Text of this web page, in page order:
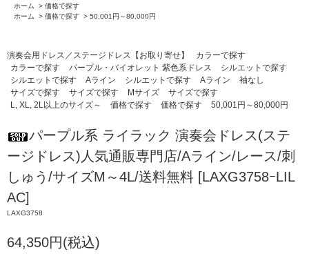
ホーム
> 価格で探す
ホーム
> 価格で探す > 50,001円～80,000円
演奏会用ドレス／ステージドレス【お取り寄せ】
カラーで探す
カラーで探す
パープル・バイオレット 紫色系ドレス
シルエットで探す
シルエットで探す
Aライン シルエットで探す Aライン
袖なし
サイズで探す
サイズで探す Mサイズ
サイズで探す
L, XL, 2L以上のサイズ～
価格で探す 価格で探す 50,001円～80,000円
パープル系 ライラック 演奏会ドレス(ステ
ージドレス)人気通販専門店/Aライン/レース/刺
しゅう/サイズM～4L/送料無料 [LAXG3758ｰLIL
AC]
LAXG3758
64,350円(税込)